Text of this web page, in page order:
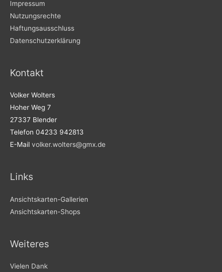
Impressum
Nutzungsrechte
Haftungsausschluss
Datenschutzerklärung
Kontakt
Volker Wolters
Hoher Weg 7
27337 Blender
Telefon 04233 942813
E-Mail volker.wolters@gmx.de
Links
Ansichtskarten-Gallerien
Ansichtskarten-Shops
Weiteres
Vielen Dank